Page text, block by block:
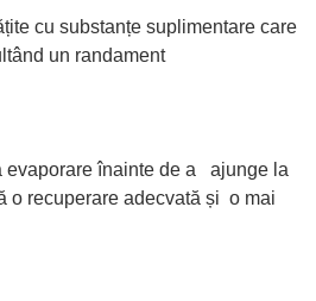
cu substanțe suplimentare care
un randament
evaporare înainte de a ajunge la
o recuperare adecvată și o mai